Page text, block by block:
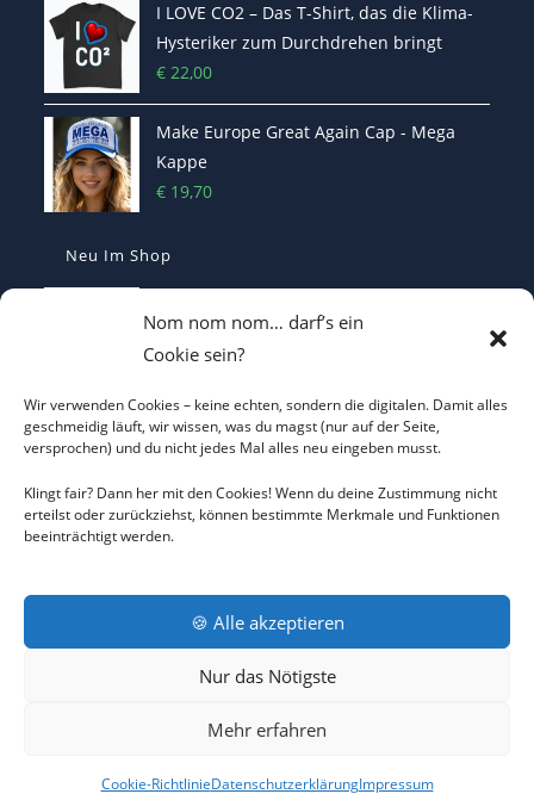
Nom nom nom… darf’s ein
Cookie sein?
Wir verwenden Cookies – keine echten, sondern die digitalen. Damit alles
geschmeidig läuft, wir wissen, was du magst (nur auf der Seite,
versprochen) und du nicht jedes Mal alles neu eingeben musst.
Klingt fair? Dann her mit den Cookies! Wenn du deine Zustimmung nicht
erteilst oder zurückziehst, können bestimmte Merkmale und Funktionen
beeinträchtigt werden.
🍪 Alle akzeptieren
Nur das Nötigste
Mehr erfahren
Cookie-RichtlinieDatenschutzerklärungImpressum
I LOVE CO2 – Das T-Shirt, das die Klima-
Hysteriker zum Durchdrehen bringt
€ 22,00
Make Europe Great Again Cap - Mega
Kappe
€ 19,70
Neu Im Shop
€19,70
ICH WILL KEINEN KRIEG Trucker Cap –
Friedens-Statement
Ich will keinen Krieg T-Shirt - Statement
DATENSCHUTZERKLÄRUNG
RÜCKNAHMEBEDINGUNGEN
COPYRIGHT © 2026 MEGA SHOP